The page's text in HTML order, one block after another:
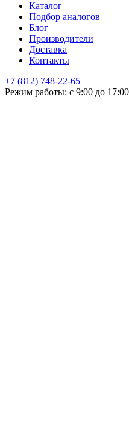
Каталог
Подбор аналогов
Блог
Производители
Доставка
Контакты
+7 (812) 748-22-65
Режим работы: с 9:00 до 17:00
НЕ НАШЛИ